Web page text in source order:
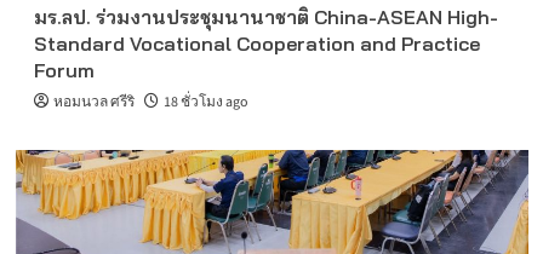
มร.ลป. ร่วมงานประชุมนานาชาติ China-ASEAN High-
Standard Vocational Cooperation and Practice
Forum
หอมนวล ศรีริ 18 ชั่วโมง ago